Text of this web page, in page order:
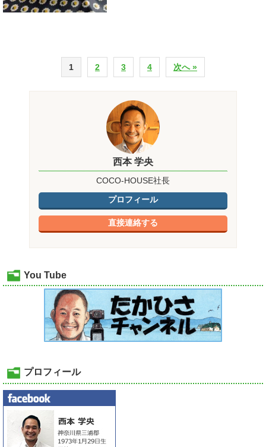
1 2 3 4 次へ »
西本 学央
COCO-HOUSE社長
プロフィール
直接連絡する
You Tube
プロフィール